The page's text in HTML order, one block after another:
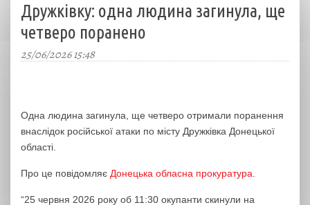
Дружківку: одна людина загинула, ще
четверо поранено
25/06/2026 15:48
Одна людина загинула, ще четверо отримали поранення
внаслідок російської атаки по місту Дружківка Донецької
області.
Про це повідомляє Донецька обласна прокуратура
“25 червня 2026 року об 11:30 окупанти скинули на